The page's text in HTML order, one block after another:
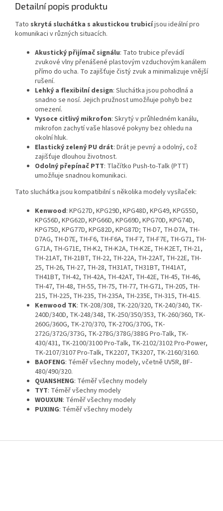
Detailní popis produktu
Tato skrytá sluchátka s akustickou trubicíjsou ideální pro
komunikaci v různých situacích.
Akustický přijímač signálu: Tato trubice převádí
zvukové vlny přenášené plastovým vzduchovým kanálem
přímo do ucha. To zajišťuje čistý zvuk a minimalizuje vnější
rušení.
Lehký a flexibilní design: Sluchátka jsou pohodlná a
snadno se nosí. Jejich pružnost umožňuje pohyb bez
omezení.
Vysoce citlivý mikrofon: Skrytý v průhledném kanálu,
mikrofon zachytí vaše hlasové pokyny bez ohledu na
okolní hluk.
Elastický zelený PU drát: Drát je pevný a odolný, což
zajišťuje dlouhou životnost.
Odolný přepínač PTT: Tlačítko Push-to-Talk (PTT)
umožňuje snadnou komunikaci.
Tato sluchátka jsou kompatibilní s několika modely vysílaček:
Kenwood: KPG27D, KPG29D, KPG48D, KPG49, KPG55D,
KPG56D, KPG62D, KPG66D, KPG69D, KPG70D, KPG74D,
KPG75D, KPG77D, KPG82D, KPG87D; TH-D7, TH-D7A, TH-
D7AG, TH-D7E, TH-F6, TH-F6A, TH-F7, TH-F7E, TH-G71, TH-
G71A, TH-G71E, TH-K2, TH-K2A, TH-K2E, TH-K2ET, TH-21,
TH-21AT, TH-21BT, TH-22, TH-22A, TH-22AT, TH-22E, TH-
25, TH-26, TH-27, TH-28, TH31AT, TH31BT, TH41AT,
TH41BT, TH-42, TH-42A, TH-42AT, TH-42E, TH-45, TH-46,
TH-47, TH-48, TH-55, TH-75, TH-77, TH-G71, TH-205, TH-
215, TH-225, TH-235, TH-235A, TH-235E, TH-315, TH-415.
Kenwood TK: TK-208/308, TK-220/320, TK-240/340, TK-
240D/340D, TK-248/348, TK-250/350/353, TK-260/360, TK-
260G/360G, TK-270/370, TK-270G/370G, TK-
272G/372G/373G, TK-278G/378G/388G Pro-Talk, TK-
430/431, TK-2100/3100 Pro-Talk, TK-2102/3102 Pro-Power,
TK-2107/3107 Pro-Talk, TK2207, TK3207, TK-2160/3160.
BAOFENG: Téměř všechny modely, včetně UV5R, BF-
480/490/320.
QUANSHENG: Téměř všechny modely
TYT: Téměř všechny modely
WOUXUN: Téměř všechny modely
PUXING: Téměř všechny modely